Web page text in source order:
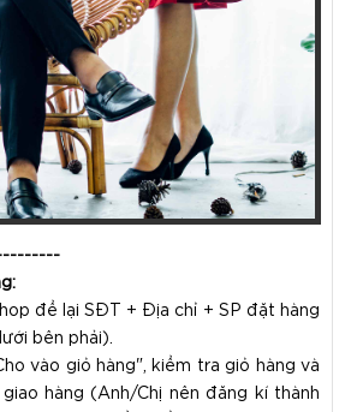
để lại SĐT + Địa chỉ + SP đặt hàng
bên phải).
vào giỏ hàng", kiểm tra giỏ hàng và
hàng (Anh/Chị nên đăng kí thành